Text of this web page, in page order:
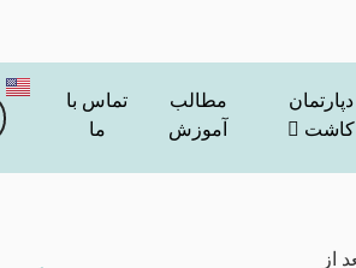
دپارتمان
کاشت
مطالب
آموزش
تماس با
ما